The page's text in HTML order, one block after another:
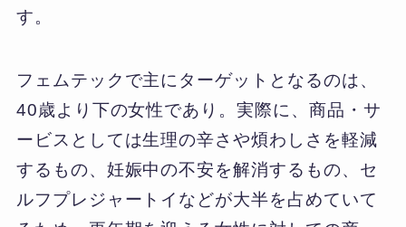
す。
フェムテックで主にターゲットとなるのは、
40歳より下の女性であり。実際に、商品・サ
ービスとしては生理の辛さや煩わしさを軽減
するもの、妊娠中の不安を解消するもの、セ
ルフプレジャートイなどが大半を占めていて